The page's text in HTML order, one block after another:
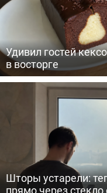
Удивил гостей
в восторге
Шторы устарели:
прямо через